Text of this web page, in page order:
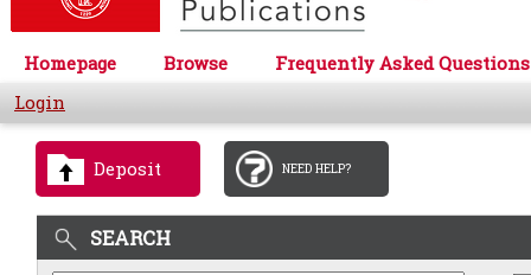
Homepage Browse
Frequently Asked Questions
Login
Deposit NEED HELP?
SEARCH